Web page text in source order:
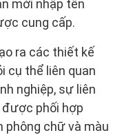
mới nhập tên
cung cấp.
ra các thiết kế
cụ thể liên quan
nghiệp, sự liên
phối hợp
phông chữ và màu